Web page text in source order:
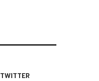
TWITTER